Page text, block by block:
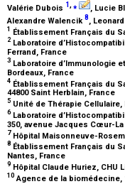
Valérie Dubois 1,⁎ , Lucie
Alexandre Walencik8,
1 Établissement Français du
2 Laboratoire
Ferrand, France
3 Laboratoire d’Immunologie
Bordeaux, France
4 Établissement Français du
44800 Saint Herblain, France
5 Unité de Thérapie
6Laboratoire
350, avenue Jacques Cœur-
7 Hôpital Maisonneuve-
8 Établissement Français du
Nantes, France
9 Hôpital Claude Huriez, CHU
10 Agence de la biomédecine,